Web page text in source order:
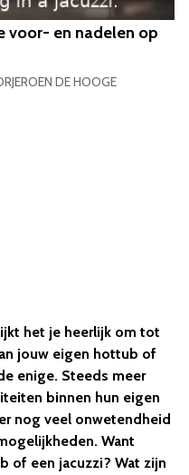
voor- en nadelen op
JEROEN DE HOOGE
het je heerlijk om tot
jouw eigen hottub of
enige. Steeds meer
binnen hun eigen
nog veel onwetendheid
Want
of een jacuzzi? Wat zijn